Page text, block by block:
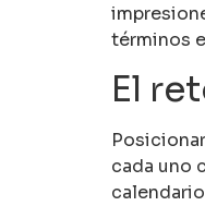
términos
El
cada uno